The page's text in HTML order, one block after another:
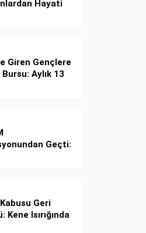
Hayati
Giren Gençlere
Aylık 13
Geçti:
Kabusu Geri
Kene Isırığında